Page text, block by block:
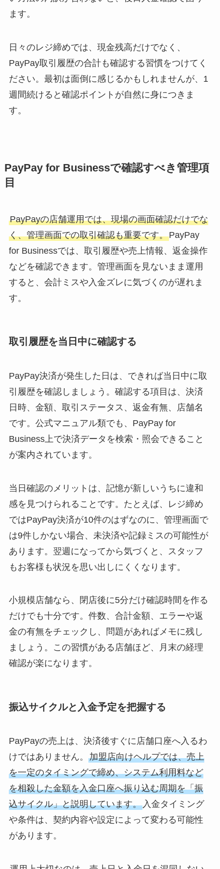
ます。
日々のレジ締めでは、現金残高だけでなく、
PayPay取引履歴の合計も確認する習慣をつけてく
ださい。最初は面倒に感じるかもしれませんが、1
週間続けると確認ポイントが自然に身につきま
す。
PayPay for Businessで確認すべき管理項
目
PayPayの店舗運用では、現場の画面確認だけでな
く、管理画面での取引確認も重要です。PayPay
for Businessでは、取引履歴や売上情報、返金操作
などを確認できます。管理画面を見ないまま運用
すると、会計ミスや入金ズレに気づくのが遅れま
す。
取引履歴を当日中に確認する
PayPay決済が発生した日は、できれば当日中に取
引履歴を確認しましょう。確認する項目は、決済
日時、金額、取引ステータス、返金有無、店舗名
です。公式マニュアル類でも、PayPay for
Business上で決済データを検索・照会できること
が案内されています。
当日確認のメリットは、記憶が新しいうちに違和
感を見つけられることです。たとえば、レジ締め
ではPayPay決済が10件のはずなのに、管理画面で
は9件しかない場合、未決済や記録ミスの可能性が
あります。翌週になってから気づくと、スタッフ
もお客様も状況を思い出しにくくなります。
小規模店舗なら、閉店後に5分だけ確認時間を作る
だけでも十分です。件数、合計金額、エラーや返
金の有無をチェックし、問題があればメモに残し
ましょう。この習慣がある店舗ほど、月末の経理
確認が楽になります。
振込サイクルと入金予定を把握する
PayPayの売上は、決済後すぐに店舗口座へ入るわ
けではありません。 加盟店向けヘルプでは、売上
を一定のタイミングで締め、システム利用料など
を相殺した金額を入金口座へ振り込む周期を「振
込サイクル」と説明しています。入金タイミング
や条件は、契約内容や設定によって変わる可能性
があります。